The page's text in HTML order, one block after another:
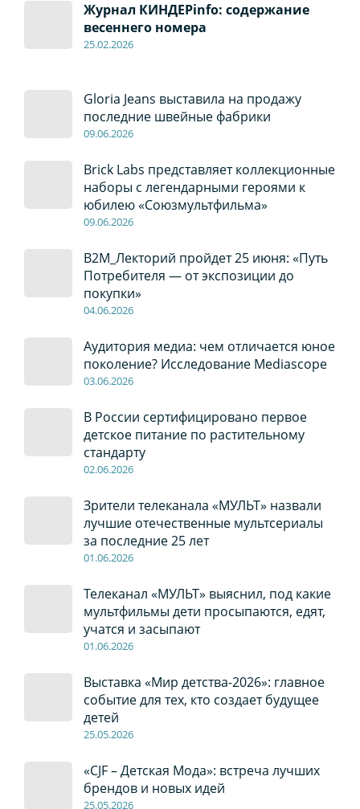
Журнал КИНДЕРinfo: содержание
весеннего номера
25.02.2026
Gloria Jeans выставила на продажу
последние швейные фабрики
09.06.2026
Brick Labs представляет коллекционные
наборы с легендарными героями к
юбилею «Союзмультфильма»
09.06.2026
B2M_Лекторий пройдет 25 июня: «Путь
Потребителя — от экспозиции до
покупки»
04.06.2026
Аудитория медиа: чем отличается юное
поколение? Исследование Mediascope
03.06.2026
В России сертифицировано первое
детское питание по растительному
стандарту
02.06.2026
Зрители телеканала «МУЛЬТ» назвали
лучшие отечественные мультсериалы
за последние 25 лет
01.06.2026
Телеканал «МУЛЬТ» выяснил, под какие
мультфильмы дети просыпаются, едят,
учатся и засыпают
01.06.2026
Выставка «Мир детства-2026»: главное
событие для тех, кто создает будущее
детей
25.05.2026
«CJF – Детская Мода»: встреча лучших
брендов и новых идей
25.05.2026